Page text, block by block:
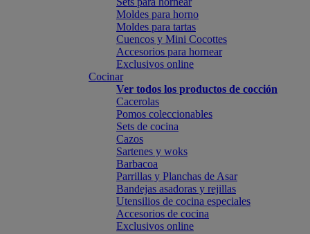
Moldes para horno
Moldes para tartas
Cuencos y Mini Cocottes
Accesorios para hornear
Exclusivos online
Cocinar
Ver todos los productos de cocción
Cacerolas
Pomos coleccionables
Sets de cocina
Cazos
Sartenes y woks
Barbacoa
Parrillas y Planchas de Asar
Bandejas asadoras y rejillas
Utensilios de cocina especiales
Accesorios de cocina
Exclusivos online